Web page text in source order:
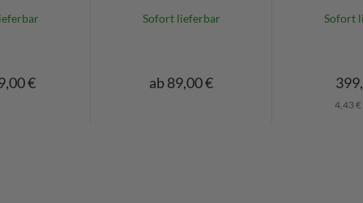
€
Sofort lieferbar
ab 89,00 €
Sofort
4,43 €